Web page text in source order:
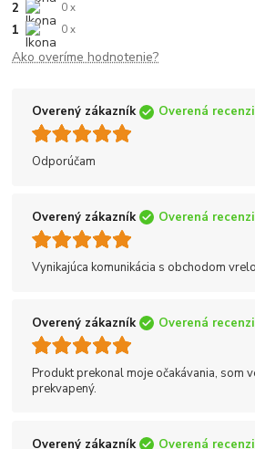
2 0 x
1 0 x
Ako overíme hodnotenie?
Overený zákazník Overená
Odporúčam
Overený zákazník Overená
Vynikajúca komunikácia s obchodom
Overený zákazník Overená
Produkt prekonal moje očakávania, som
prekvapený.
Overený zákazník Overená